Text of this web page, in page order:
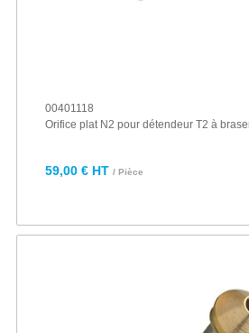
00401118
Orifice plat N2 pour détendeur T2 à
59,00 € HT / Pièce